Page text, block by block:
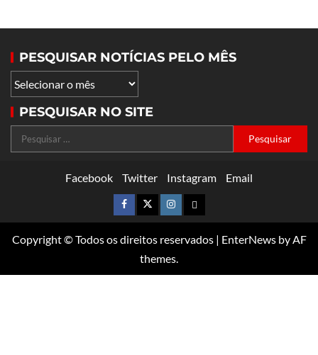
PESQUISAR NOTÍCIAS PELO MÊS
PESQUISAR NO SITE
Facebook Twitter Instagram Email
Copyright © Todos os direitos reservados | EnterNewsby AF
themes.